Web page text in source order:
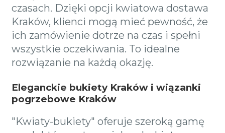
czasach. Dzięki opcji kwiatowa dostawa
Kraków, klienci mogą mieć pewność, że
ich zamówienie dotrze na czas i spełni
wszystkie oczekiwania. To idealne
rozwiązanie na każdą okazję.
Eleganckie bukiety Kraków i wiązanki
pogrzebowe Kraków
"Kwiaty-bukiety" oferuje szeroką gamę